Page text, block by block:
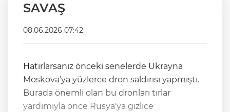
SAVAŞ
08.06.2026 07:42
Hatırlarsanız önceki senelerde Ukrayna
Moskova’ya yüzlerce dron saldırısı yapmıştı.
Burada önemli olan bu dronları tırlar
yardımıyla önce Rusya'ya gizlice